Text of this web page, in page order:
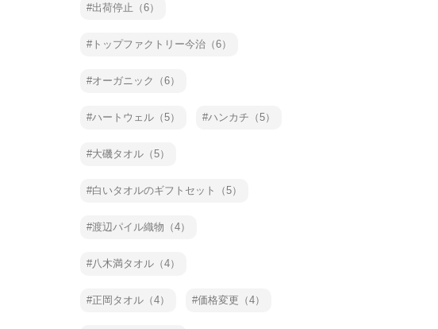
出荷停止（6）
トップファクトリー今治（6）
オーガニック（6）
ハートウェル（5） ハンカチ（5）
大磯タオル（5）
白いタオルのギフトセット（5）
渡辺パイル織物（4）
八木満タオル（4）
正岡タオル（4） 価格変更（4）